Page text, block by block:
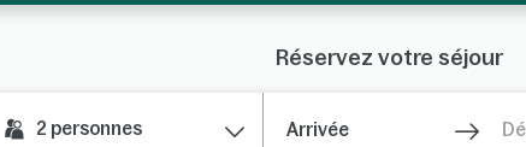
Réservez votre séjour
2 personnes